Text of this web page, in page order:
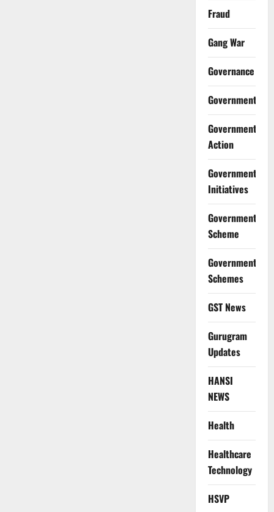
Fraud
Gang War
Governance
Government
Government
Action
Government
Initiatives
Government
Scheme
Government
Schemes
GST News
Gurugram
Updates
HANSI
NEWS
Health
Healthcare
Technology
HSVP